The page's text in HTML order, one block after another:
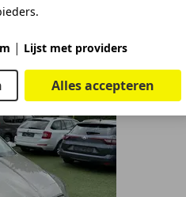
| Lijst met providers
Alles accepteren